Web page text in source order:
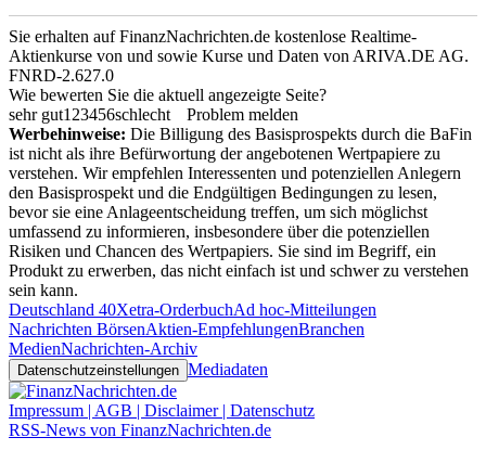
Sie erhalten auf FinanzNachrichten.de kostenlose Realtime-
Aktienkurse von und sowie Kurse und Daten von ARIVA.DE AG.
FNRD-2.627.0
Wie bewerten Sie die aktuell angezeigte Seite?
sehr gut1 23456schlecht
Problem melden
Werbehinweise: Die Billigung des Basisprospekts durch die BaFin
ist nicht als ihre Befürwortung der angebotenen Wertpapiere zu
verstehen. Wir empfehlen Interessenten und potenziellen Anlegern
den Basisprospekt und die Endgültigen Bedingungen zu lesen,
bevor sie eine Anlageentscheidung treffen, um sich möglichst
umfassend zu informieren, insbesondere über die potenziellen
Risiken und Chancen des Wertpapiers. Sie sind im Begriff, ein
Produkt zu erwerben, das nicht einfach ist und schwer zu verstehen
sein kann.
Deutschland 40Xetra-OrderbuchAd hoc-Mitteilungen
Nachrichten BörsenAktien-EmpfehlungenBranchen
MedienNachrichten-Archiv
Datenschutzeinstellungen Mediadaten
Impressum | AGB | Disclaimer | Datenschutz
RSS-News von FinanzNachrichten.de